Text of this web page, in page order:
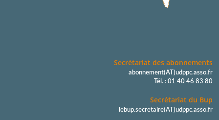
Secrétariat des abonnements
abonnement(AT)udppc.asso.fr
Tél. : 01 40 46 83 80
Secrétariat du Bup
lebup.secretaire(AT)udppc.asso.fr